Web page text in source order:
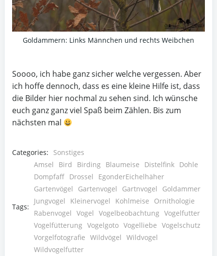
Goldammern: Links Männchen und rechts Weibchen
Soooo, ich habe ganz sicher welche vergessen. Aber
ich hoffe dennoch, dass es eine kleine Hilfe ist, dass
die Bilder hier nochmal zu sehen sind. Ich wünsche
euch ganz ganz viel Spaß beim Zählen. Bis zum
nächsten mal
Categories: Sonstiges
Tags:
Amsel Bird Birding Blaumeise Distelfink Dohle
Dompfaff Drossel
EgonderEichelhäher
Gartenvögel
Gartenvogel Gartnvogel
Goldammer
Jungvogel
Kleinervogel Kohlmeise
Ornithologie
Rabenvogel Vogel Vogelbeobachtung Vogelfutter
Vogelfütterung Vogelgoto Vogelliebe Vogelschutz
Vorgelfotografie Wildvögel Wildvogel
Wildvogelfutter